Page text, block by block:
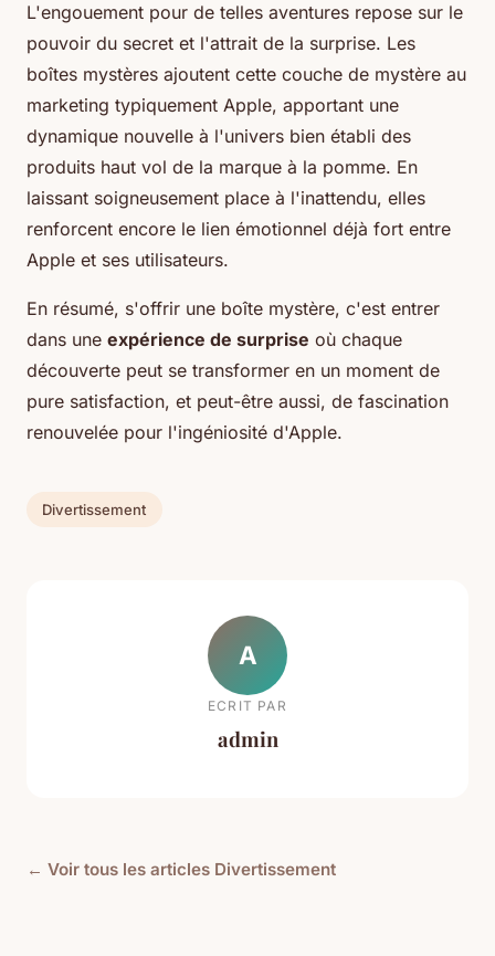
L'engouement pour de telles aventures repose sur le
pouvoir du secret et l'attrait de la surprise. Les
boîtes mystères ajoutent cette couche de mystère au
marketing typiquement Apple, apportant une
dynamique nouvelle à l'univers bien établi des
produits haut vol de la marque à la pomme. En
laissant soigneusement place à l'inattendu, elles
renforcent encore le lien émotionnel déjà fort entre
Apple et ses utilisateurs.
En résumé, s'offrir une boîte mystère, c'est entrer
dans une expérience de surprise où chaque
découverte peut se transformer en un moment de
pure satisfaction, et peut-être aussi, de fascination
renouvelée pour l'ingéniosité d'Apple.
Divertissement
A
ECRIT PAR
admin
← Voir tous les articles Divertissement